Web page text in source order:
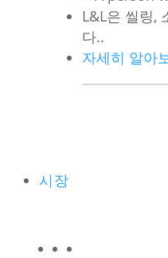
L&L은 씰링,
다..
자세히 알아
시장